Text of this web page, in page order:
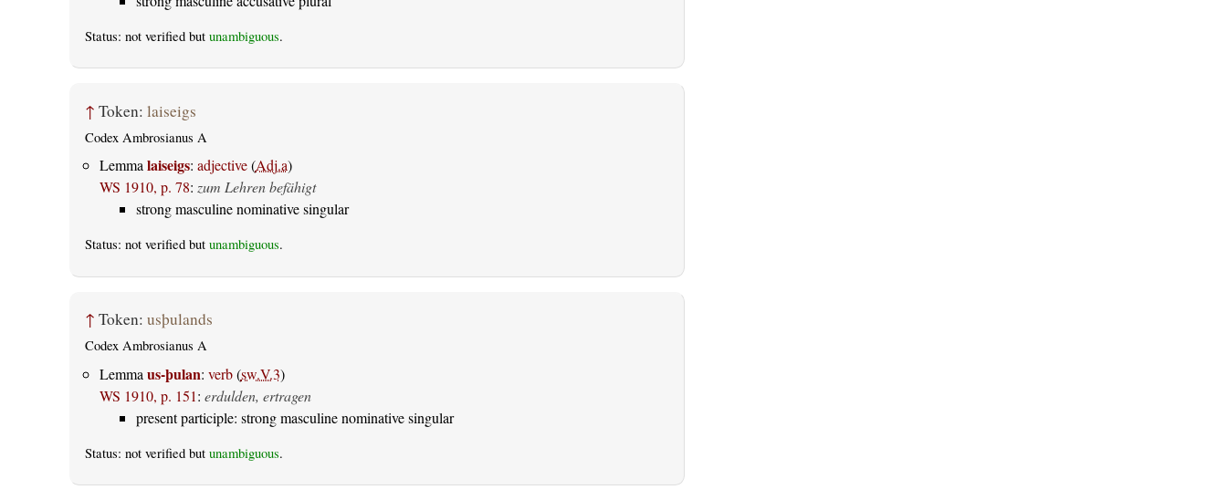
Status: not verified but unambiguous.
↑ Token: laiseigs
Codex Ambrosianus A
Lemmalaiseigs: adjective(Adj.a)
WS 1910, p. 78: zum Lehren befähigt
strong masculine nominative singular
Status: not verified but unambiguous.
↑ Token: usþulands
Codex Ambrosianus A
Lemma us-þulan: verb(sw.V.3)
WS 1910, p. 151: erdulden, ertragen
present participle: strong masculine nominative singular
Status: not verified but unambiguous.